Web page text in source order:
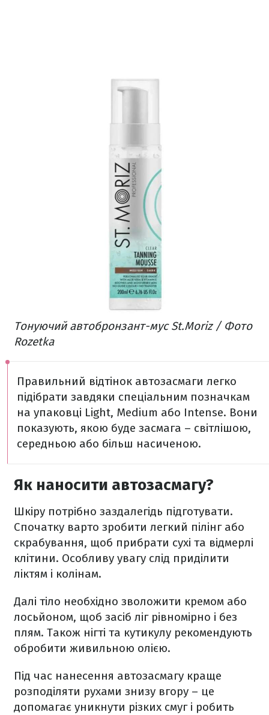
Тонуючий автобронзант-мус St.Moriz / Фото
Rozetka
Правильний відтінок автозасмаги легко
підібрати завдяки спеціальним позначкам
на упаковці Light, Medium або Intense. Вони
показують, якою буде засмага – світлішою,
середньою або більш насиченою.
Як наносити автозасмагу?
Шкіру потрібно заздалегідь підготувати.
Спочатку варто зробити легкий пілінг або
скрабування, щоб прибрати сухі та відмерлі
клітини. Особливу увагу слід приділити
ліктям і колінам.
Далі тіло необхідно зволожити кремом або
лосьйоном, щоб засіб ліг рівномірно і без
плям. Також нігті та кутикулу рекомендують
обробити живильною олією.
Під час нанесення автозасмагу краще
розподіляти рухами знизу вгору – це
допомагає уникнути різких смуг і робить